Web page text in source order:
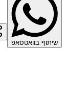
שיתוף בוואטסאפ